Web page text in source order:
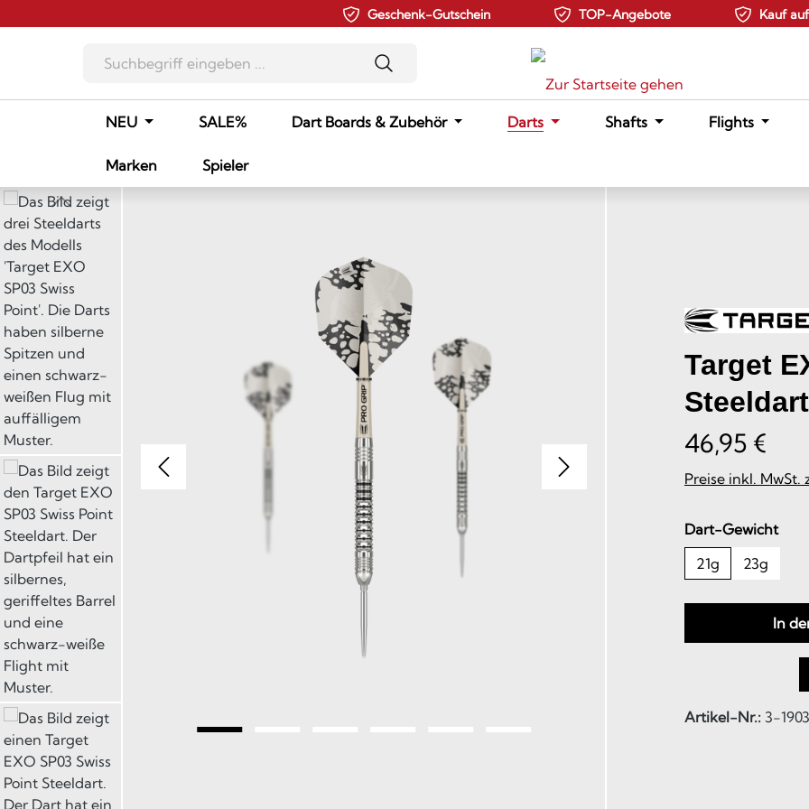
Geschenk-Gutschein TOP-Angebote Kauf
NEU SALE% Dart Boards & Zubehör Darts Shafts Flights
Marken
Spieler
Bildergalerie überspringen
Target
46,95 €
Preise inkl. MwSt.
Dart-Gewicht
21g
23g
In
Artikel-Nr.: 3-